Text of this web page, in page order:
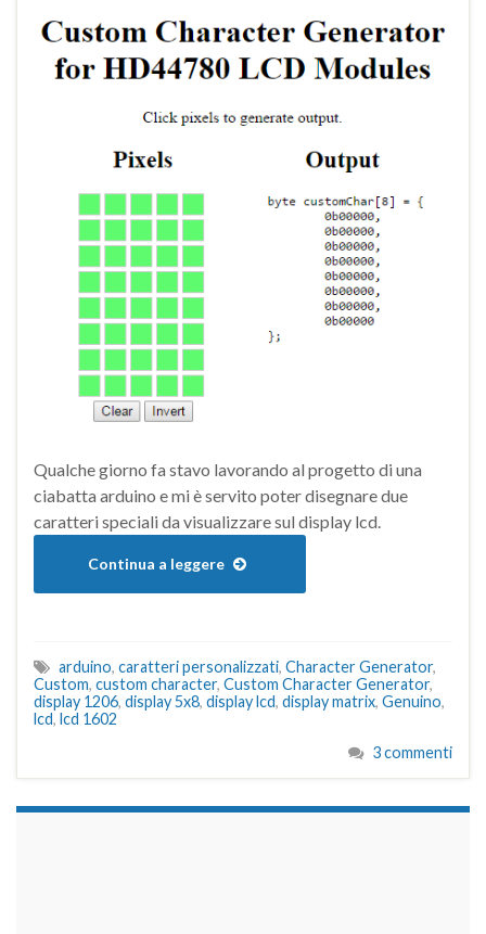
Qualche giorno fa stavo lavorando al progetto di una
ciabatta arduino e mi è servito poter disegnare due
caratteri speciali da visualizzare sul display lcd.
Continua a leggere
arduino, caratteri personalizzati, Character Generator,
Custom, custom character, Custom Character Generator,
display 1206, display 5x8, display lcd, display matrix, Genuino,
lcd, lcd 1602
3 commenti